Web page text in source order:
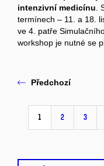
intenzivní medicínu
termínech – 11. a 18.
ve 4. patře
workshop je nutné se
Předchozí
1 2 3